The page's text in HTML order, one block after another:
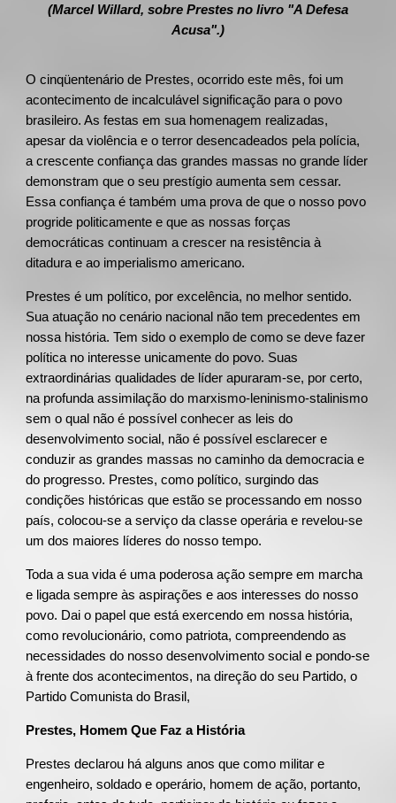
(Marcel Willard, sobre Prestes no livro "A Defesa
Acusa".)
O cinqüentenário de Prestes, ocorrido este mês, foi um
acontecimento de incalculável significação para o povo
brasileiro. As festas em sua homenagem realizadas,
apesar da violência e o terror desencadeados pela polícia,
a crescente confiança das grandes massas no grande líder
demonstram que o seu prestígio aumenta sem cessar.
Essa confiança é também uma prova de que o nosso povo
progride politicamente e que as nossas forças
democráticas continuam a crescer na resistência à
ditadura e ao imperialismo americano.
Prestes é um político, por excelência, no melhor sentido.
Sua atuação no cenário nacional não tem precedentes em
nossa história. Tem sido o exemplo de como se deve fazer
política no interesse unicamente do povo. Suas
extraordinárias qualidades de líder apuraram-se, por certo,
na profunda assimilação do marxismo-leninismo-stalinismo
sem o qual não é possível conhecer as leis do
desenvolvimento social, não é possível esclarecer e
conduzir as grandes massas no caminho da democracia e
do progresso. Prestes, como político, surgindo das
condições históricas que estão se processando em nosso
país, colocou-se a serviço da classe operária e revelou-se
um dos maiores líderes do nosso tempo.
Toda a sua vida é uma poderosa ação sempre em marcha
e ligada sempre às aspirações e aos interesses do nosso
povo. Dai o papel que está exercendo em nossa história,
como revolucionário, como patriota, compreendendo as
necessidades do nosso desenvolvimento social e pondo-se
à frente dos acontecimentos, na direção do seu Partido, o
Partido Comunista do Brasil,
Prestes, Homem Que Faz a História
Prestes declarou há alguns anos que como militar e
engenheiro, soldado e operário, homem de ação, portanto,